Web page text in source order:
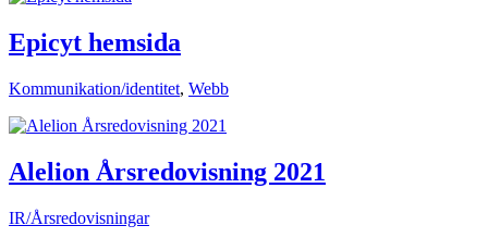
Epicyt hemsida
Kommunikation/identitet, Webb
Alelion Årsredovisning 2021
IR/Årsredovisningar